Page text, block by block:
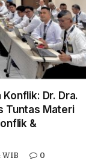
Dr. Dra.
Tuntas Materi
&
WIB 0